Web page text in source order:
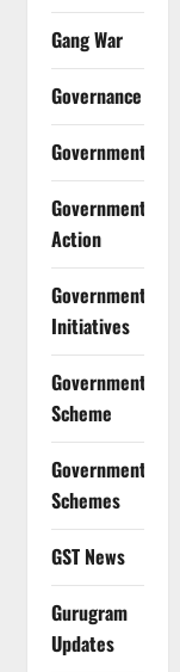
Gang War
Governance
Government
Government
Action
Government
Initiatives
Government
Scheme
Government
Schemes
GST News
Gurugram
Updates